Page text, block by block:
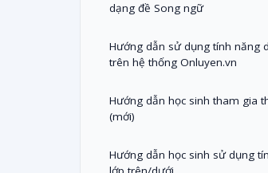
dạng đề Song ngữ
Hướng dẫn sử dụng tính năng
trên hệ thống Onluyen.vn
Hướng dẫn học sinh tham gia
(mới)
Hướng dẫn học sinh sử dụng